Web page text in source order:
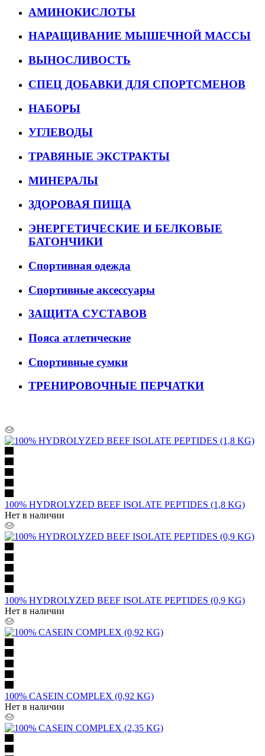
АМИНОКИСЛОТЫ
НАРАЩИВАНИЕ МЫШЕЧНОЙ МАССЫ
ВЫНОСЛИВОСТЬ
СПЕЦ ДОБАВКИ ДЛЯ СПОРТСМЕНОВ
НАБОРЫ
УГЛЕВОДЫ
ТРАВЯНЫЕ ЭКСТРАКТЫ
МИНЕРАЛЫ
ЗДОРОВАЯ ПИЩА
ЭНЕРГЕТИЧЕСКИЕ И БЕЛКОВЫЕ
БАТОНЧИКИ
Спортивная одежда
Спортивные аксессуары
ЗАЩИТА СУСТАВОВ
Пояса атлетические
Спортивные сумки
ТРЕНИРОВОЧНЫЕ ПЕРЧАТКИ
100% HYDROLYZED BEEF ISOLATE PEPTIDES (1,8 KG)
Нет в наличии
100% HYDROLYZED BEEF ISOLATE PEPTIDES (0,9 KG)
Нет в наличии
100% CASEIN COMPLEX (0,92 KG)
Нет в наличии